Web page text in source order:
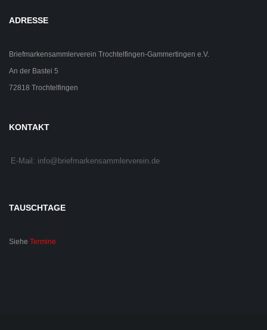
ADRESSE
Briefmarkensammlerverein Trochtelfingen-Gammertingen e.V.
An der Bastei 5
72818 Trochtelfingen
KONTAKT
E-Mail: info@briefmarkensammlerverein.de
TAUSCHTAGE
Siehe Termine